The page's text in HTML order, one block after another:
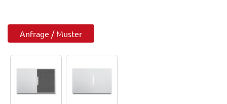
Anfrage / Muster